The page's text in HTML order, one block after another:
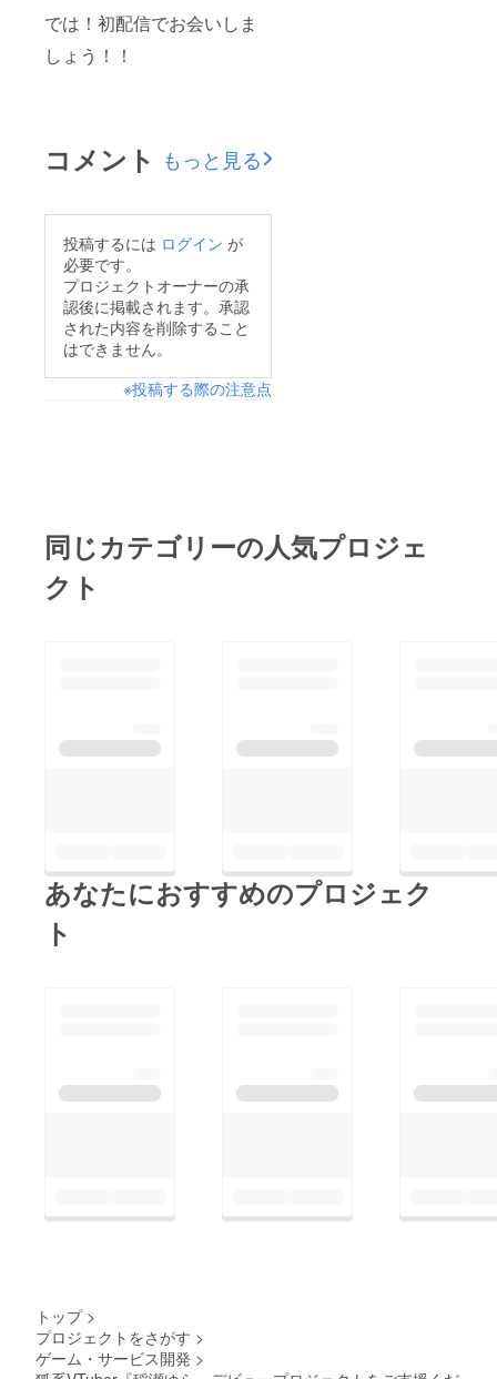
では！初配信でお会いしま
しょう！！
コメント もっと見る
投稿するには ログイン が
必要です。
プロジェクトオーナーの承
認後に掲載されます。承認
された内容を削除すること
はできません。
※投稿する際の注意点
同じカテゴリーの人気プロジェ
クト
あなたにおすすめのプロジェク
ト
トップ >
プロジェクトをさがす >
ゲーム・サービス開発 >